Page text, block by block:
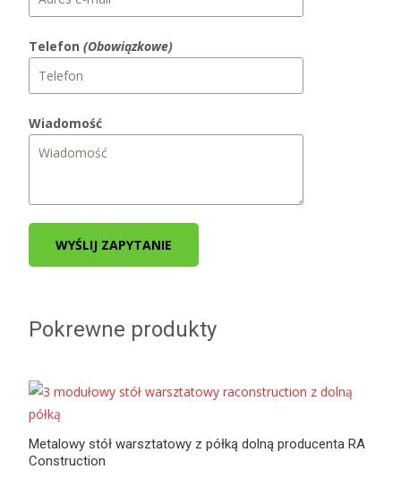
Telefon (Obowiązkowe)
Wiadomość
WYŚLIJ ZAPYTANIE
Pokrewne produkty
Metalowy stół warsztatowy z półką dolną producenta RA
Construction